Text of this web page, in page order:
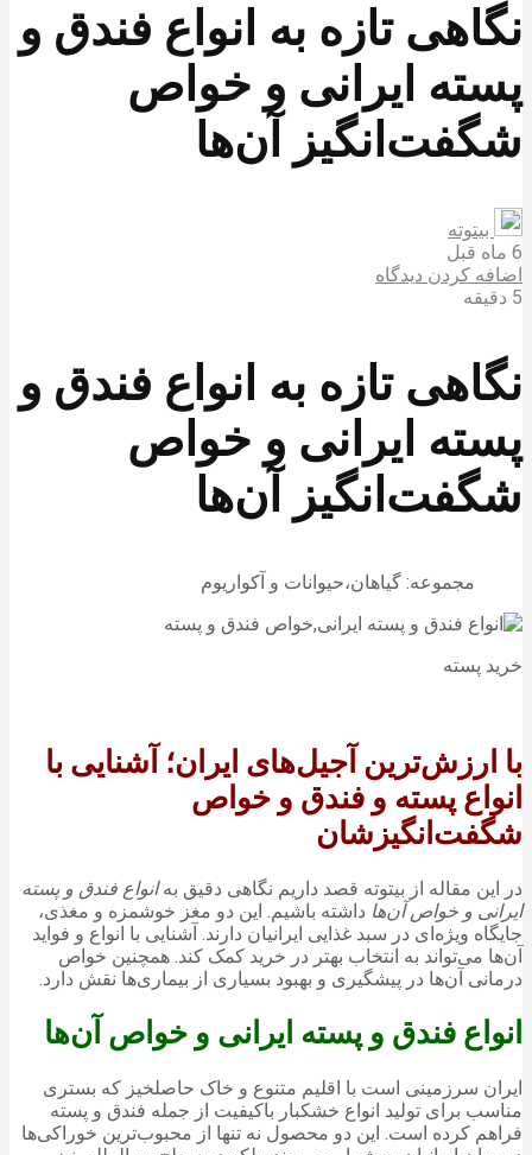
نگاهی تازه به انواع فندق و
پسته ایرانی و خواص
شگفت‌انگیز آن‌ها
بیتوته
6 ماه قبل
اضافه کردن دیدگاه
5 دقیقه
نگاهی تازه به انواع فندق و
پسته ایرانی و خواص
شگفت‌انگیز آن‌ها
مجموعه: گیاهان،حیوانات و آکواریوم
خرید پسته
با ارزش‌ترین آجیل‌های ایران؛ آشنایی با
انواع پسته و فندق و خواص
شگفت‌انگیزشان
در این مقاله از بیتوته قصد داریم نگاهی دقیق بهانواع فندق و پسته
ایرانی و خواص آن‌ها داشته باشیم. این دو مغز خوشمزه و مغذی،
جایگاه ویژه‌ای در سبد غذایی ایرانیان دارند. آشنایی با انواع و فواید
آن‌ها می‌تواند به انتخاب بهتر در خرید کمک کند. همچنین خواص
درمانی آن‌ها در پیشگیری و بهبود بسیاری از بیماری‌ها نقش دارد.
انواع فندق و پسته ایرانی و خواص آن‌ها
ایران سرزمینی است با اقلیم متنوع و خاک حاصلخیز که بستری
مناسب برای تولید انواع خشکبار باکیفیت از جمله فندق و پسته
فراهم کرده است. این دو محصول نه تنها از محبوب‌ترین خوراکی‌ها